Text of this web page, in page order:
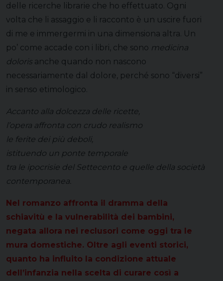
delle ricerche librarie che ho effettuato. Ogni
volta che li assaggio e li racconto è un uscire fuori
di me e immergermi in una dimensiona altra. Un
po’ come accade con i libri, che sono medicina
doloris anche quando non nascono
necessariamente dal dolore, perché sono “diversi”
in senso etimologico.
Accanto alla dolcezza delle ricette,
l’opera affronta con crudo realismo
le ferite dei più deboli,
istituendo un ponte temporale
tra le ipocrisie del Settecento e quelle della società
contemporanea.
Nel romanzo affronta il dramma della
schiavitù e la vulnerabilità dei bambini,
negata allora nei reclusori come oggi tra le
mura domestiche. Oltre agli eventi storici,
quanto ha influito la condizione attuale
dell’infanzia nella scelta di curare così a